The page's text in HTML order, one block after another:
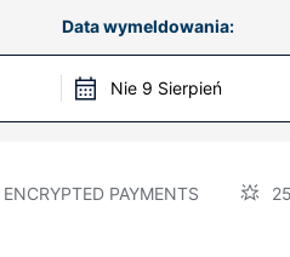
Data wymeldowania:
Nie 9 Sierpień
PAYMENTS